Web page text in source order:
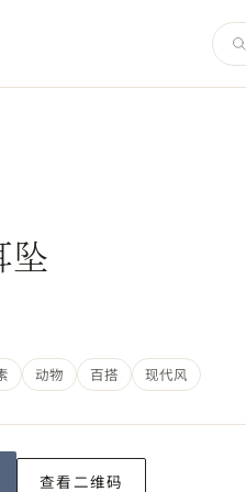
坠
动物 百搭 现代风
查看二维码